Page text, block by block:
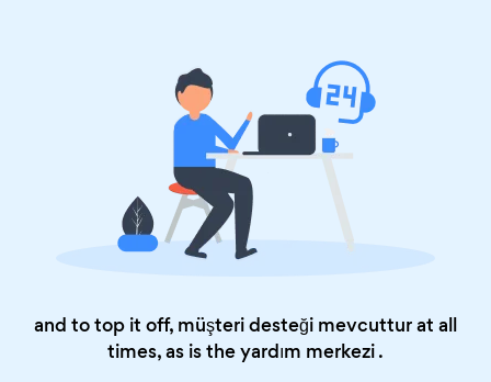
and to top it off, müşteri desteği mevcuttur at all
times, as is theyardım merkezi.